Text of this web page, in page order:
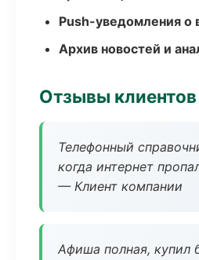
Push-уведомления о
Архив новостей и
Отзывы клиентов
Телефонный
когда интернет
— Клиент компании
Афиша полная, купил